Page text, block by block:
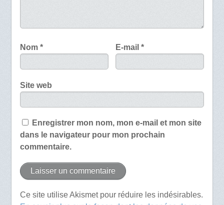
Nom * E-mail*
Site web
Enregistrer mon nom, mon e-mail et mon site
dans le navigateur pour mon prochain
commentaire.
Ce site utilise Akismet pour réduire les indésirables.